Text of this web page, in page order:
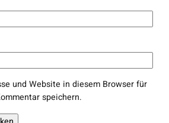
und Website in diesem Browser für
speichern.